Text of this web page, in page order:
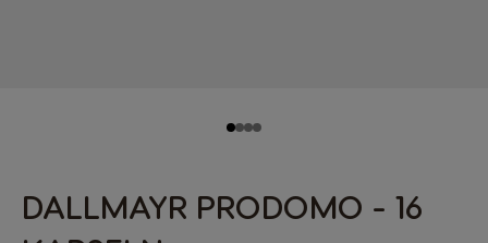
DALLMAYR PRODOMO - 16